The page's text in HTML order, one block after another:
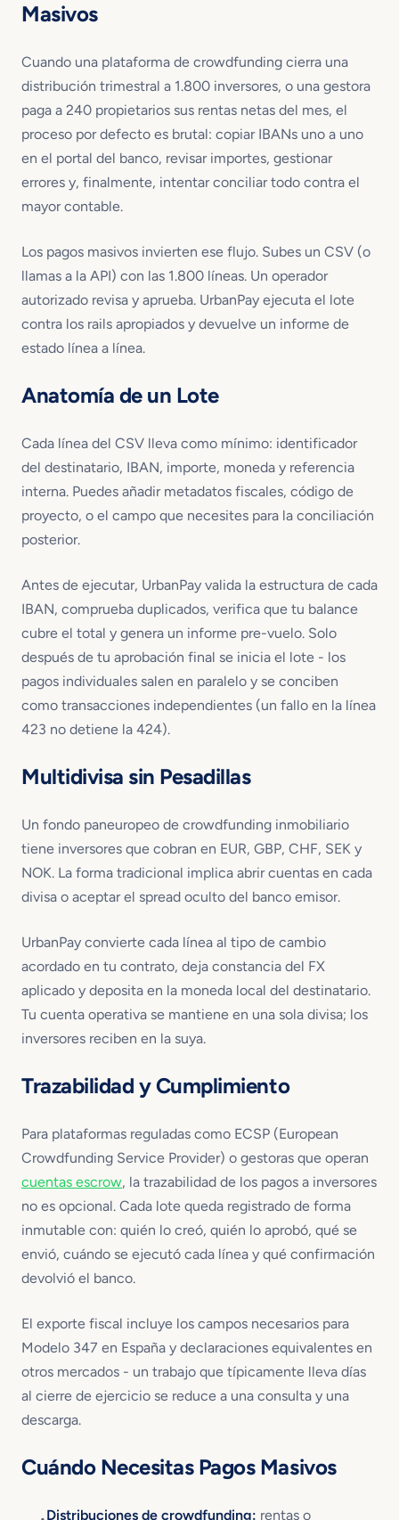
Masivos
Cuando una plataforma de crowdfunding cierra una
distribución trimestral a 1.800 inversores, o una gestora
paga a 240 propietarios sus rentas netas del mes, el
proceso por defecto es brutal: copiar IBANs uno a uno
en el portal del banco, revisar importes, gestionar
errores y, finalmente, intentar conciliar todo contra el
mayor contable.
Los pagos masivos invierten ese flujo. Subes un CSV (o
llamas a la API) con las 1.800 líneas. Un operador
autorizado revisa y aprueba. UrbanPay ejecuta el lote
contra los rails apropiados y devuelve un informe de
estado línea a línea.
Anatomía de un Lote
Cada línea del CSV lleva como mínimo: identificador
del destinatario, IBAN, importe, moneda y referencia
interna. Puedes añadir metadatos fiscales, código de
proyecto, o el campo que necesites para la conciliación
posterior.
Antes de ejecutar, UrbanPay valida la estructura de cada
IBAN, comprueba duplicados, verifica que tu balance
cubre el total y genera un informe pre-vuelo. Solo
después de tu aprobación final se inicia el lote - los
pagos individuales salen en paralelo y se conciben
como transacciones independientes (un fallo en la línea
423 no detiene la 424).
Multidivisa sin Pesadillas
Un fondo paneuropeo de crowdfunding inmobiliario
tiene inversores que cobran en EUR, GBP, CHF, SEK y
NOK. La forma tradicional implica abrir cuentas en cada
divisa o aceptar el spread oculto del banco emisor.
UrbanPay convierte cada línea al tipo de cambio
acordado en tu contrato, deja constancia del FX
aplicado y deposita en la moneda local del destinatario.
Tu cuenta operativa se mantiene en una sola divisa; los
inversores reciben en la suya.
Trazabilidad y Cumplimiento
Para plataformas reguladas como ECSP (European
Crowdfunding Service Provider) o gestoras que operan
cuentas escrow, la trazabilidad de los pagos a inversores
no es opcional. Cada lote queda registrado de forma
inmutable con: quién lo creó, quién lo aprobó, qué se
envió, cuándo se ejecutó cada línea y qué confirmación
devolvió el banco.
El exporte fiscal incluye los campos necesarios para
Modelo 347 en España y declaraciones equivalentes en
otros mercados - un trabajo que típicamente lleva días
al cierre de ejercicio se reduce a una consulta y una
descarga.
Cuándo Necesitas Pagos Masivos
Distribuciones de crowdfunding: rentas o